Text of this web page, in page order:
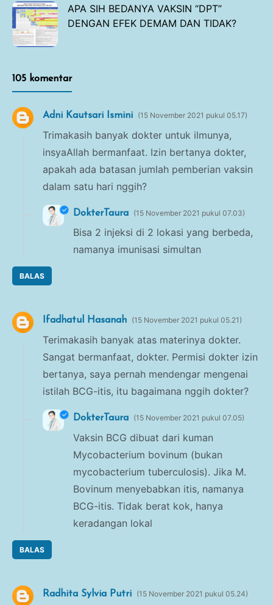
APA SIH BEDANYA VAKSIN “DPT”
DENGAN EFEK DEMAM DAN TIDAK?
105 komentar
Adni Kautsari Ismini 15 November 2021 pukul 05.17
Trimakasih banyak dokter untuk ilmunya,
insyaAllah bermanfaat. Izin bertanya dokter,
apakah ada batasan jumlah pemberian vaksin
dalam satu hari nggih?
BALAS
DokterTaura 15 November 2021 pukul 07.03
Bisa 2 injeksi di 2 lokasi yang berbeda,
namanya imunisasi simultan
Ifadhatul Hasanah 15 November 2021 pukul 05.21
Terimakasih banyak atas materinya dokter.
Sangat bermanfaat, dokter. Permisi dokter izin
bertanya, saya pernah mendengar mengenai
istilah BCG-itis, itu bagaimana nggih dokter?
BALAS
DokterTaura 15 November 2021 pukul 07.05
Vaksin BCG dibuat dari kuman
Mycobacterium bovinum (bukan
mycobacterium tuberculosis). Jika M.
Bovinum menyebabkan itis, namanya
BCG-itis. Tidak berat kok, hanya
keradangan lokal
Radhita Sylvia Putri 15 November 2021 pukul 05.24